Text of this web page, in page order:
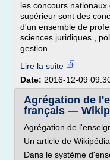
les concours
supérieur sont des
d'un ensemble de
sciences juridiques ,
gestion...
Lire la suite
Date: 2016-12-09
Agrégation de
français —
Agrégation de
Un article de
Dans le système